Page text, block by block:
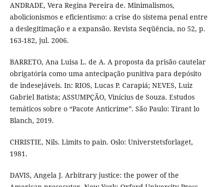
ANDRADE, Vera Regina Pereira de. Minimalismos,
abolicionismos e eficientismo: a crise do sistema penal entre
a deslegitimação e a expansão. Revista Seqüência, no 52, p.
163-182, jul. 2006.
BARRETO, Ana Luisa L. de A. A proposta da prisão cautelar
obrigatória como uma antecipação punitiva para depósito
de indesejáveis. In: RIOS, Lucas P. Carapiá; NEVES, Luiz
Gabriel Batista; ASSUMPÇÃO, Vinícius de Souza. Estudos
temáticos sobre o “Pacote Anticrime”. São Paulo: Tirant lo
Blanch, 2019.
CHRISTIE, Nils. Limits to pain. Oslo: Universtetsforlaget,
1981.
DAVIS, Angela J. Arbitrary justice: the power of the